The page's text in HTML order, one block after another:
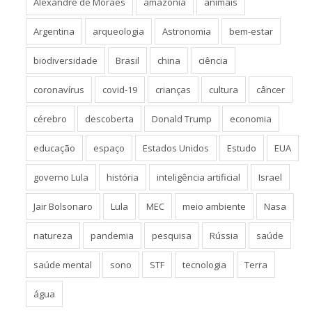
Argentina arqueologia Astronomia bem-estar
biodiversidade Brasil china ciência
coronavírus covid-19 crianças cultura câncer
cérebro descoberta Donald Trump economia
educação espaço Estados Unidos Estudo EUA
governo Lula história inteligência artificial Israel
Jair Bolsonaro Lula MEC meio ambiente Nasa
natureza pandemia pesquisa Rússia saúde
saúde mental sono STF tecnologia Terra
água